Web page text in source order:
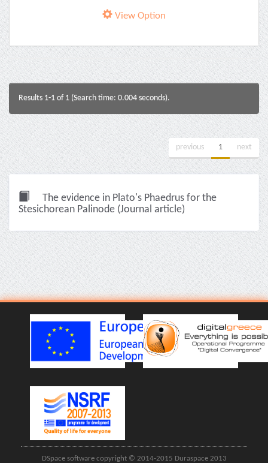
View Option
Results 1-1 of 1 (Search time: 0.004 seconds).
previous 1 next
The evidence in Plato's Phaedrus for the
Stesichorean Palinode (Journal article)
DSpace software copyright © 2014-2015 Duraspace 2013